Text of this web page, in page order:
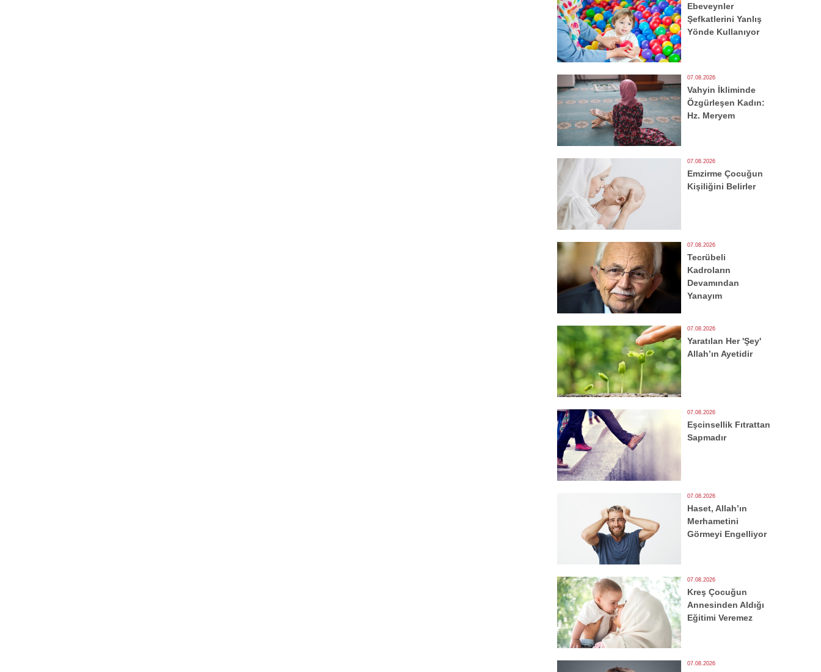
Ebeveynler
Şefkatlerini Yanlış
Yönde Kullanıyor
07.08.2026
Vahyin İkliminde
Özgürleşen Kadın:
Hz. Meryem
07.08.2026
Emzirme Çocuğun
Kişiliğini Belirler
07.08.2026
Tecrübeli
Kadroların
Devamından
Yanayım
07.08.2026
Yaratılan Her 'Şey'
Allah’ın Ayetidir
07.08.2026
Eşcinsellik Fıtrattan
Sapmadır
07.08.2026
Haset, Allah’ın
Merhametini
Görmeyi Engelliyor
07.08.2026
Kreş Çocuğun
Annesinden Aldığı
Eğitimi Veremez
07.08.2026